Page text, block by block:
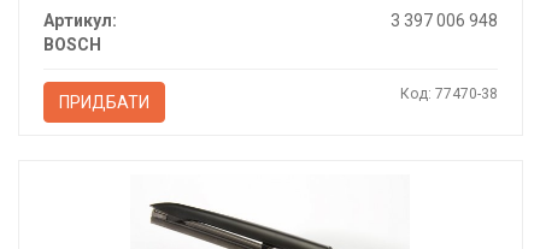
Артикул:
3 397 006 948
BOSCH
ПРИДБАТИ Код: 77470-38